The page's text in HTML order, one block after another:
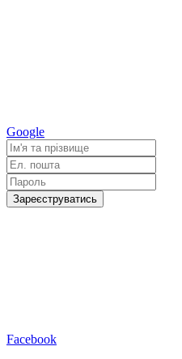
Google
Зареєструватись
Facebook